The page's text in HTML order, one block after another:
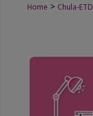
Home > Chula-ETD